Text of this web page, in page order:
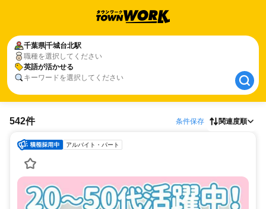
千葉県千城台北駅
職種を選択してください
英語が活かせる
キーワードを選択してください
千葉県千城台北駅
英語が活かせる
542件 条件保存 関連度順
アルバイト・パート